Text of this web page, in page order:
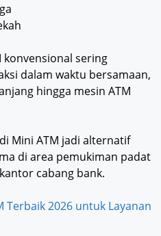
konvensional sering
dalam waktu bersamaan,
hingga mesin ATM
Mini ATM jadi alternatif
di area pemukiman padat
cabang bank.
Terbaik 2026 untuk Layanan